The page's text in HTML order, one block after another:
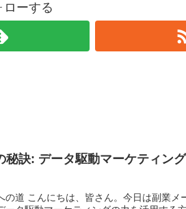
ローする
秘訣: データ駆動マーケティン
の道 こんにちは、皆さん。今日は副業メ